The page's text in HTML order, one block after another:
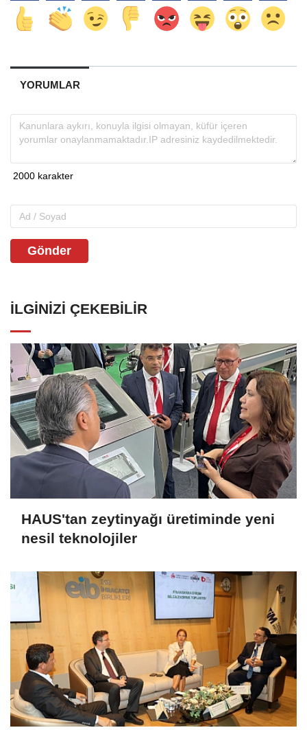
YORUMLAR
Gönder
İLGINIZI ÇEKEBILIR
HAUS'tan zeytinyağı üretiminde yeni
nesil teknolojiler